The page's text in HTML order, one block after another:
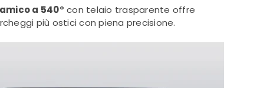
a 540° con telaio trasparente offre
più ostici con piena precisione.